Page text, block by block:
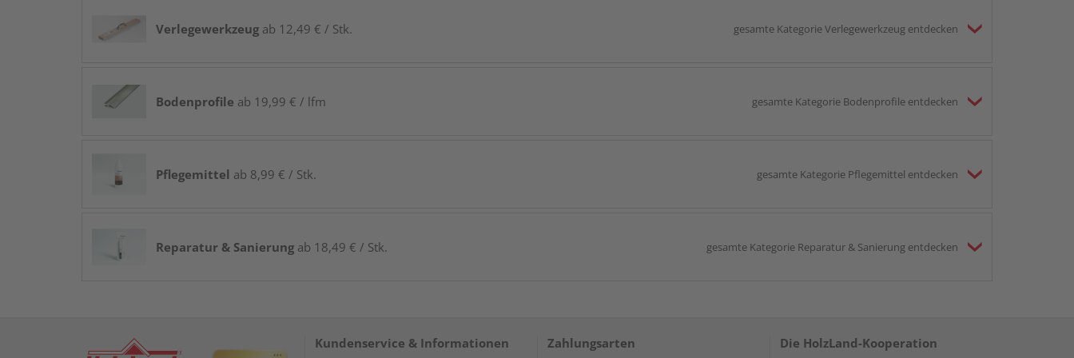
Verlegewerkzeug ab 12,49 € / Stk. gesamte Kategorie Verlegewerkzeug entdecken
Bodenprofile ab 19,99 € / lfm gesamte Kategorie Bodenprofile entdecken
Pflegemittel ab 8,99 € / Stk. gesamte Kategorie Pflegemittel entdecken
Reparatur & Sanierung ab 18,49 € / Stk. gesamte Kategorie Reparatur & Sanierung entdecken
Kundenservice & Informationen Zahlungsarten Die HolzLand-Kooperation